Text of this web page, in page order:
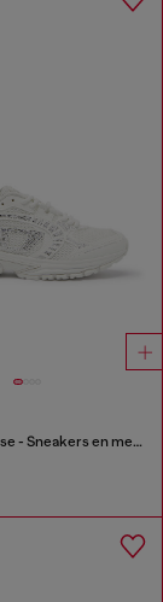
S-Pro-V-Dense - Sneakers en mesh avec cristaux